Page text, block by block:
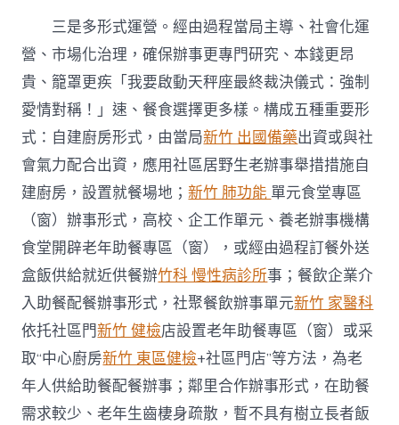
三是多形式運營。經由過程當局主導、社會化運
營、市場化治理，確保辦事更專門研究、本錢更昂
貴、籠罩更疾「我要啟動天秤座最終裁決儀式：強制
愛情對稱！」速、餐食選擇更多樣。構成五種重要形
式：自建廚房形式，由當局新竹 出國備藥出資或與社
會氣力配合出資，應用社區居野生老辦事舉措措施自
建廚房，設置就餐場地；新竹 肺功能 單元食堂專區
（窗）辦事形式，高校、企工作單元、養老辦事機構
食堂開辟老年助餐專區（窗），或經由過程訂餐外送
盒飯供給就近供餐辦竹科 慢性病診所事；餐飲企業介
入助餐配餐辦事形式，社聚餐飲辦事單元新竹 家醫科
依托社區門新竹 健檢店設置老年助餐專區（窗）或采
取“中心廚房新竹 東區健檢+社區門店”等方法，為老
年人供給助餐配餐辦事；鄰里合作辦事形式，在助餐
需求較少、老年生齒棲身疏散，暫不具有樹立長者飯